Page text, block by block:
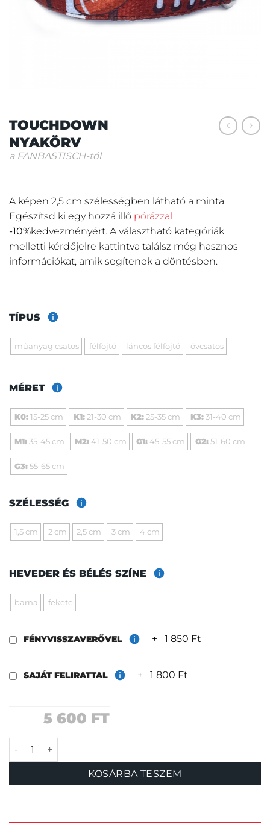
TOUCHDOWN
NYAKÖRV
a FANBASTISCH-tól
A képen 2,5 cm szélességben látható a minta.
Egészítsd ki egy hozzá illő pórázzal
-10%kedvezményért. A választható kategóriák
melletti kérdőjelre kattintva találsz még hasznos
információkat, amik segítenek a döntésben.
TÍPUS
műanyag csatos félfojtó láncos félfojtó övcsatos
MÉRET
K0:15-25 cm K1:21-30 cm K2: 25-35 cm K3:31-40 cm
M1:35-45 cm M2:41-50 cm G1: 45-55 cm G2:51-60 cm
G3:55-65 cm
SZÉLESSÉG
1,5 cm 2 cm 2,5 cm 3 cm 4 cm
HEVEDER ÉS BÉLÉS SZÍNE
barna fekete
FÉNYVISSZAVERŐVEL + 1 850 Ft
SAJÁT FELIRATTAL + 1 800 Ft
5 600 FT
Touchdown nyakörv mennyiség
KOSÁRBA TESZEM